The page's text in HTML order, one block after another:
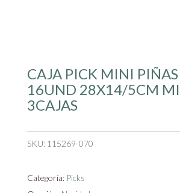
CAJA PICK MINI
16UND 28X14/5CM
3CAJAS
SKU: 115269-070
Categoría: Picks